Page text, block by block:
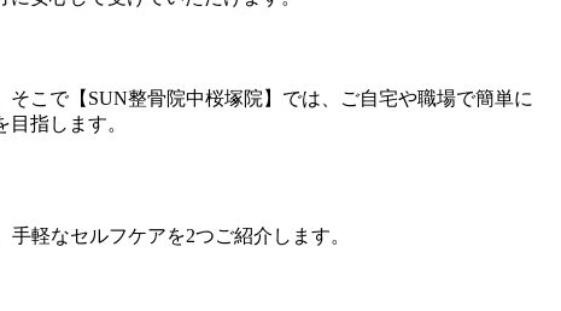
こで【SUN整骨院中桜塚院】では、ご自宅や職場で簡単に
指します。
軽なセルフケアを2つご紹介します。